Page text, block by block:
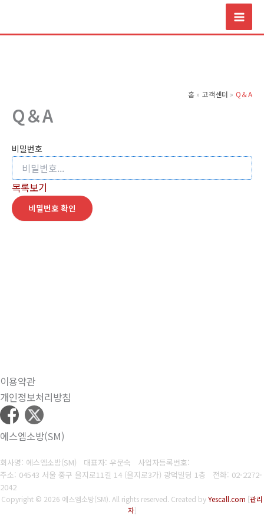
츠
홈 고객센터 Q＆A
Q＆A
비밀번호
목록보기
비밀번호 확인
이용약관
개인정보처리방침
에스엠소방(SM)
회사명: 에스엠소방(SM) 대표자: 우문숙 사업자등록번호:
주소: 04543 서울 중구 을지로11길 14 (을지로3가) 광덕빌딩 1층 전화: 02-2272-
2042
Copyright © 2026 에스엠소방(SM). All rights reserved. Created byYescall.com [관리
자]